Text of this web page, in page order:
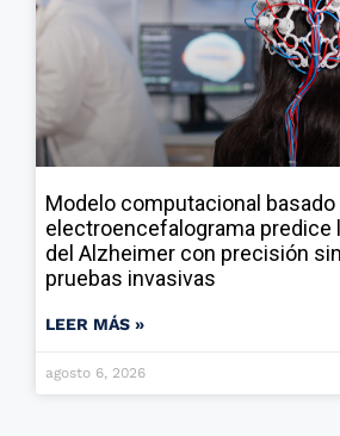
Modelo computacional basado
electroencefalograma predice
del Alzheimer con precisión
pruebas invasivas
LEER MÁS »
agosto 6, 2026